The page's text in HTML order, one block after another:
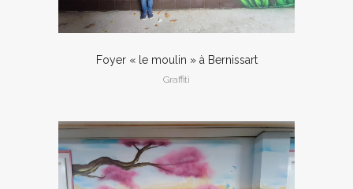
Foyer « le moulin » à Bernissart
Graffiti